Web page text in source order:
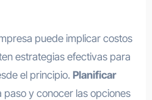
puede implicar costos
estrategias efectivas para
el principio. Planificar
y conocer las opciones